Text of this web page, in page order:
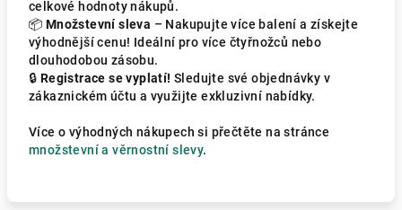
celkové hodnoty nákupů.
📦 Množstevní sleva – Nakupujte více balení a získejte
výhodnější cenu! Ideální pro více čtyřnožců nebo
dlouhodobou zásobu.
🔒 Registrace se vyplatí! Sledujte své objednávky v
zákaznickém účtu a využijte exkluzivní nabídky.
Více o výhodných nákupech si přečtěte na stránce
množstevní a věrnostní slevy.